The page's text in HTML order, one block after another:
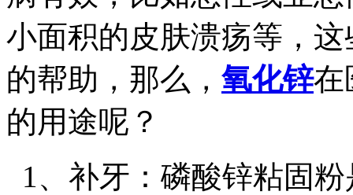
小面积的皮肤溃疡等，
的帮助，那么， 氧化锌在
的用途呢？
1、补牙：磷酸锌粘固